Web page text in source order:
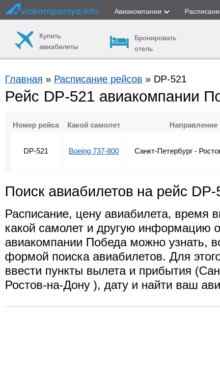
Авиакомпании
Купить
авиабилеты
Бронировать
отель
Главная » Расписание рейсов » DP-521
Рейс DP-521 авиакомпании
Номер рейса Какой самолет Направление
DP-521 Boeing 737-800 Санкт-Петербург -
Поиск авиабилетов на рейс DP-
Расписание, цену авиабилета, время
какой самолет и другую информацию
авиакомпании Победа можно узнать,
формой поиска авиабилетов. Для
ввести пункты вылета и прибытия
Ростов-на-Дону ), дату и найти ваш